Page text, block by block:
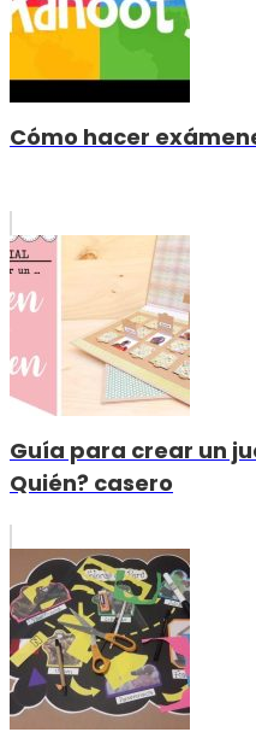
Cómo hacer
Guía para crear un
Quién? casero